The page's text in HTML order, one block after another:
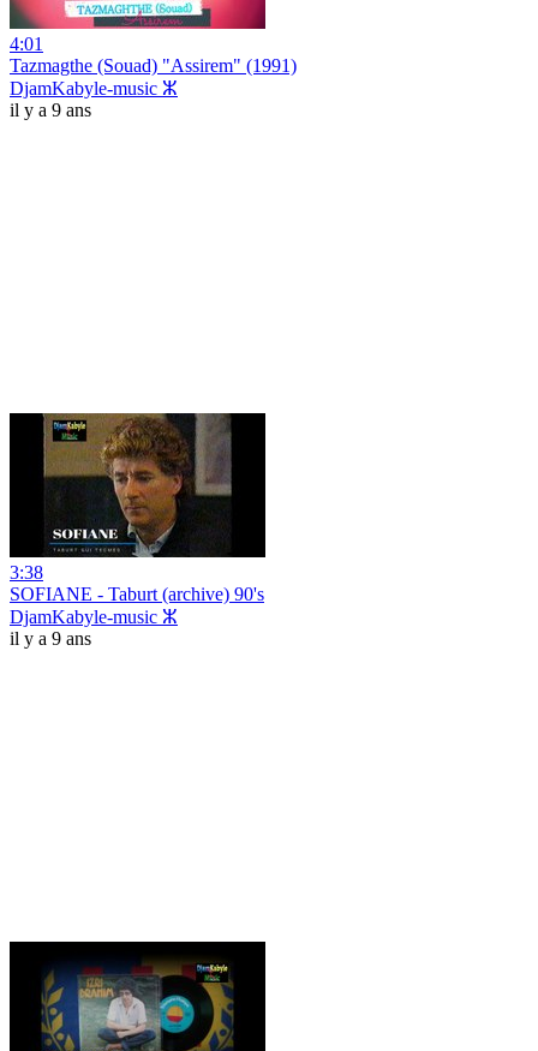
4:01
Tazmagthe (Souad) "Assirem" (1991)
DjamKabyle-music ⵣ
il y a 9 ans
3:38
SOFIANE - Taburt (archive) 90's
DjamKabyle-music ⵣ
il y a 9 ans